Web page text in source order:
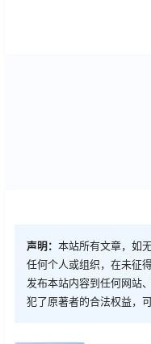
声明： 本站所有文章，如
任何个人或组织，在未征
发布本站内容到任何网站
犯了原著者的合法权益，